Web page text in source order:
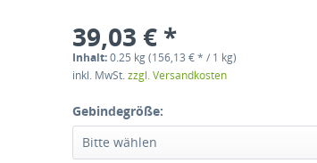
39,03 € *
Inhalt:0.25 kg (156,13 € * / 1 kg)
inkl. MwSt.zzgl. Versandkosten
Gebindegröße:
Bitte wählen